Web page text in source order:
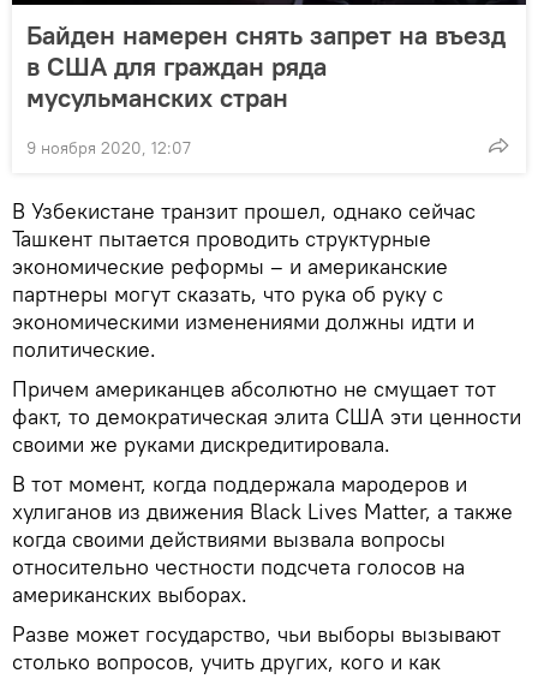
Байден намерен снять запрет на въезд
в США для граждан ряда
мусульманских стран
9 ноября 2020, 12:07
В Узбекистане транзит прошел, однако сейчас
Ташкент пытается проводить структурные
экономические реформы – и американские
партнеры могут сказать, что рука об руку с
экономическими изменениями должны идти и
политические.
Причем американцев абсолютно не смущает тот
факт, то демократическая элита США эти ценности
своими же руками дискредитировала.
В тот момент, когда поддержала мародеров и
хулиганов из движения Black Lives Matter, а также
когда своими действиями вызвала вопросы
относительно честности подсчета голосов на
американских выборах.
Разве может государство, чьи выборы вызывают
столько вопросов, учить других, кого и как